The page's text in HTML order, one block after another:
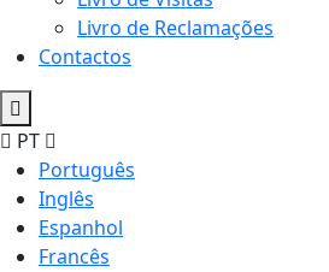
Livro de Reclamações
Contactos
PT
Português
Inglês
Espanhol
Francês